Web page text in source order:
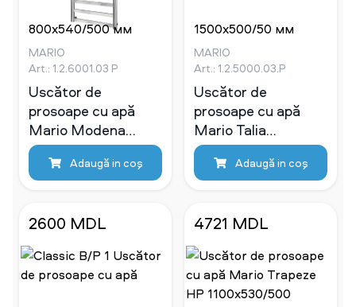
800x540/500 мм
MARIO
Art.: 1.2.6001.03 Р
Uscător de
prosoape cu apă
Mario Modena
1200x540/500
Adaugă in coş
1500x500/50 мм
MARIO
Art.: 1.2.5000.03.Р
Uscător de
prosoape cu apă
Mario Talia
1500x500/50
Adaugă in coş
2600 MDL 4721 MDL